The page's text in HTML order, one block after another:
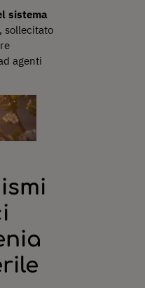
sistema
, sollecitato
agenti